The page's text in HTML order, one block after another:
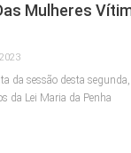
Mulheres
da sessão desta
da Lei Maria da Penha